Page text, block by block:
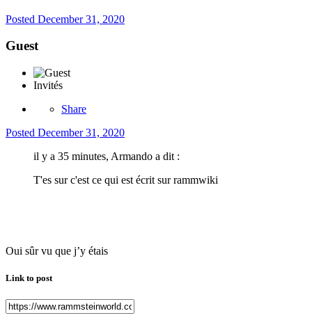
Posted December 31, 2020
Guest
Invités
Share
Posted December 31, 2020
il y a 35 minutes, Armando a dit :
T'es sur c'est ce qui est écrit sur rammwiki
Oui sûr vu que j’y étais
Link to post